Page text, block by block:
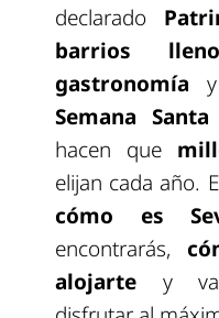
declarado
barrios
gastronomía
Semana Santa
hacen que
elijan cada año.
cómo es
encontrarás,
alojarte y